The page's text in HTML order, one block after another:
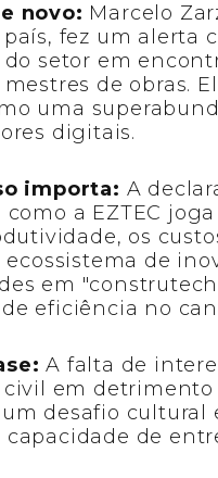
novo: Marcelo
país, fez um alerta
setor em
de obras.
uma
digitais.
importa: A
a EZTEC
os
ecossistema de
em
eficiência no
A falta de
civil em
desafio cultural
de